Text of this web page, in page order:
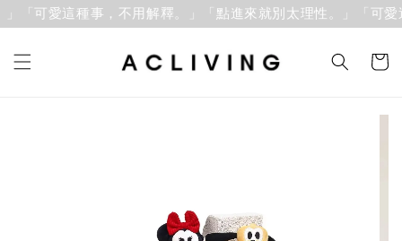
「可愛這種事，不用解釋。」 「點進來就別太理性。」「可愛